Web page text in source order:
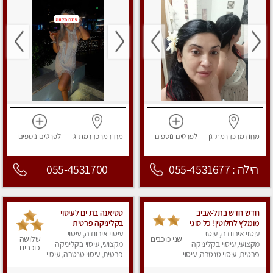
מחוז מרכז רמת-גן לפרטים נוספים
הילה : 055-4531677
מחוז מרכז רמת-גן לפרטים נוספים
055-4531700
חדש חדש בתל-אביב
מומלץ לחלוטין! כל סוגי
העיסויים מעסה מקצועית
ואיכותית פרטי!!!
עיסוי אירוודה, עיסוי
מקצועי, עיסוי בקליניקה
פרטית, עיסוי טנטרה, עיסוי
שני כוכבים
טטיאנה בת ים לעיסוי
בקליניקה פרטית
ומפוארת מאוד מקצועי -
עיסוי שוודי וספורטיבי
0543577687
עיסוי אירוודה, עיסוי
מקצועי, עיסוי בקליניקה
פרטית, עיסוי טנטרה, עיסוי
שלושה
כוכבים